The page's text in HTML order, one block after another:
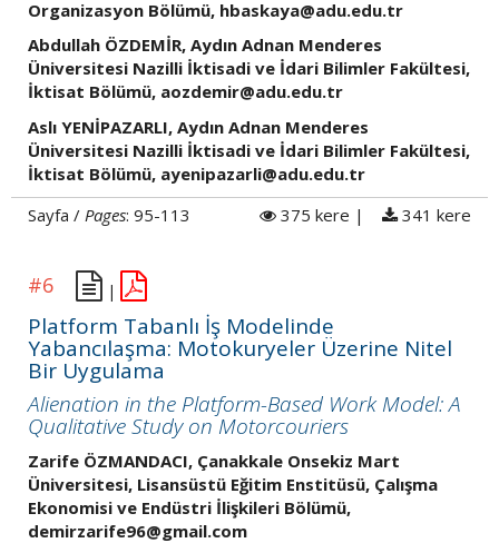
Organizasyon Bölümü, hbaskaya@adu.edu.tr
Abdullah ÖZDEMİR, Aydın Adnan Menderes
Üniversitesi Nazilli İktisadi ve İdari Bilimler Fakültesi,
İktisat Bölümü, aozdemir@adu.edu.tr
Aslı YENİPAZARLI, Aydın Adnan Menderes
Üniversitesi Nazilli İktisadi ve İdari Bilimler Fakültesi,
İktisat Bölümü, ayenipazarli@adu.edu.tr
Sayfa / Pages: 95-113 375 kere | 341 kere
#6 |
Platform Tabanlı İş Modelinde
Yabancılaşma: Motokuryeler Üzerine Nitel
Bir Uygulama
Alienation in the Platform-Based Work Model: A
Qualitative Study on Motorcouriers
Zarife ÖZMANDACI, Çanakkale Onsekiz Mart
Üniversitesi, Lisansüstü Eğitim Enstitüsü, Çalışma
Ekonomisi ve Endüstri İlişkileri Bölümü,
demirzarife96@gmail.com